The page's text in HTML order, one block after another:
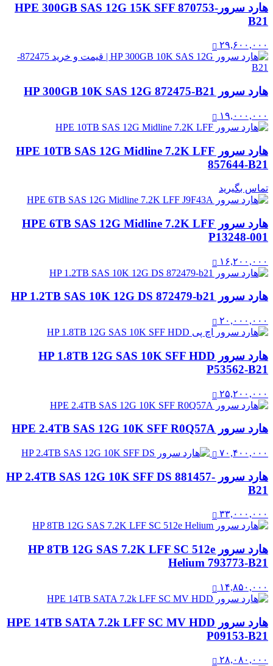
هارد سرورHPE 300GB SAS 12G 15K SFF 870753-
B21
۲۹,۶۰۰,۰۰۰
هارد سرور HP 300GB 10K SAS 12G 872475-B21
۱۹,۰۰۰,۰۰۰
هارد سرور HPE 10TB SAS 12G Midline 7.2K LFF
857644-B21
تماس بگیرید
هارد سرور HPE 6TB SAS 12G Midline 7.2K LFF
P13248-001
۱۶,۲۰۰,۰۰۰
هارد سرور HP 1.2TB SAS 10K 12G DS 872479-b21
۲۰,۰۰۰,۰۰۰
هارد سرور HP 1.8TB 12G SAS 10K SFF HDD
P53562-B21
۲۵,۲۰۰,۰۰۰
هارد سرور HPE 2.4TB SAS 12G 10K SFF R0Q57A
۷۰,۴۰۰,۰۰۰
هارد سرور HP 2.4TB SAS 12G 10K SFF DS 881457-
B21
۳۳,۰۰۰,۰۰۰
هارد سرور HP 8TB 12G SAS 7.2K LFF SC 512e
Helium 793773-B21
۱۴,۸۵۰,۰۰۰
هارد سرور HPE 14TB SATA 7.2k LFF SC MV HDD
P09153-B21
۲۸,۰۸۰,۰۰۰